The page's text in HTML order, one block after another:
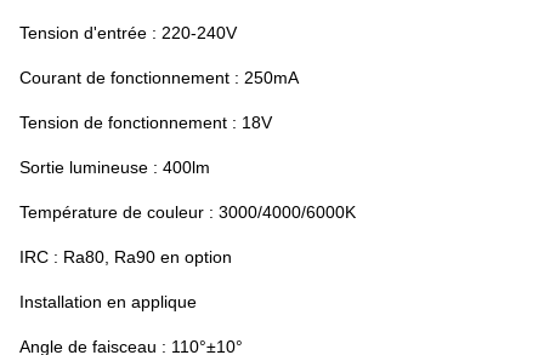
Tension d'entrée : 220-240V
Courant de fonctionnement : 250mA
Tension de fonctionnement : 18V
Sortie lumineuse : 400lm
Température de couleur : 3000/4000/6000K
IRC : Ra80, Ra90 en option
Installation en applique
Angle de faisceau : 110°±10°